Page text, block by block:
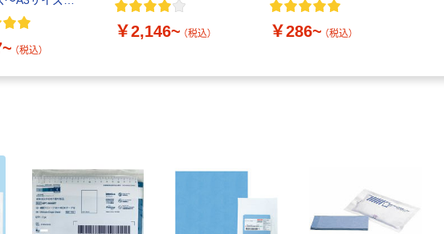
ミクロン)
（税込）
￥2,146~ （税込） ￥286~ （税込）